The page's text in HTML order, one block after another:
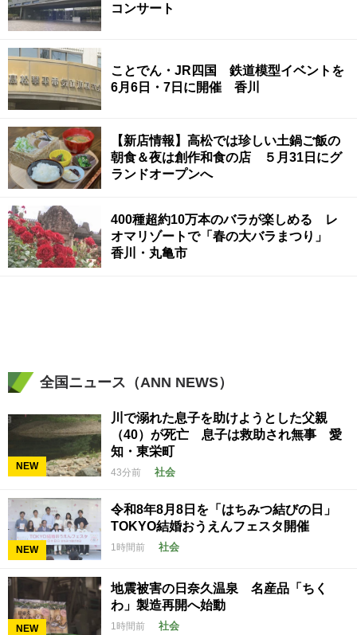
コンサート
ことでん・JR四国 鉄道模型イベントを
6月6日・7日に開催 香川
【新店情報】高松では珍しい土鍋ご飯の
朝食＆夜は創作和食の店 ５月31日にグ
ランドオープンへ
400種超約10万本のバラが楽しめる レ
オマリゾートで「春の大バラまつり」
香川・丸亀市
全国ニュース（ANN NEWS）
NEW
川で溺れた息子を助けようとした父親
（40）が死亡 息子は救助され無事 愛
知・東栄町
43分前 社会
NEW
令和8年8月8日を「はちみつ結びの日」
TOKYO結婚おうえんフェスタ開催
1時間前 社会
NEW
地震被害の日奈久温泉 名産品「ちく
わ」製造再開へ始動
1時間前 社会